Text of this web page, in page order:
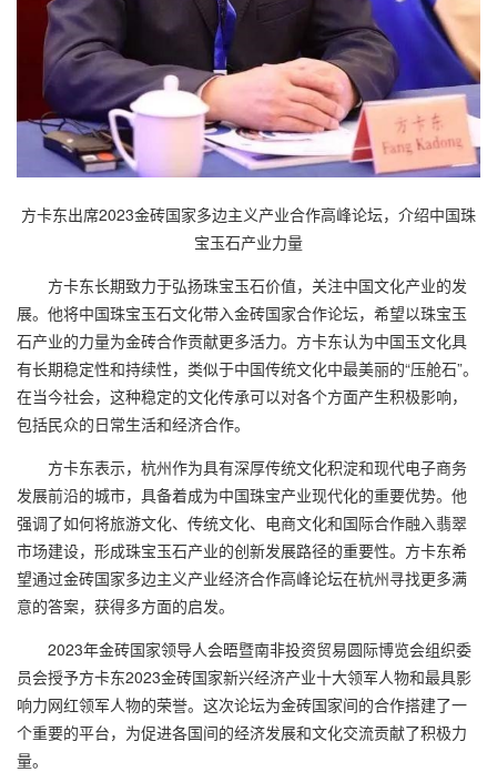
方卡东出席2023金砖国家多边主义产业合作高峰论坛，介绍中国珠
宝玉石产业力量
方卡东长期致力于弘扬珠宝玉石价值，关注中国文化产业的发
展。他将中国珠宝玉石文化带入金砖国家合作论坛，希望以珠宝玉
石产业的力量为金砖合作贡献更多活力。方卡东认为中国玉文化具
有长期稳定性和持续性，类似于中国传统文化中最美丽的“压舱石”。
在当今社会，这种稳定的文化传承可以对各个方面产生积极影响，
包括民众的日常生活和经济合作。
方卡东表示，杭州作为具有深厚传统文化积淀和现代电子商务
发展前沿的城市，具备着成为中国珠宝产业现代化的重要优势。他
强调了如何将旅游文化、传统文化、电商文化和国际合作融入翡翠
市场建设，形成珠宝玉石产业的创新发展路径的重要性。方卡东希
望通过金砖国家多边主义产业经济合作高峰论坛在杭州寻找更多满
意的答案，获得多方面的启发。
2023年金砖国家领导人会晤暨南非投资贸易圆际博览会组织委
员会授予方卡东2023金砖国家新兴经济产业十大领军人物和最具影
响力网红领军人物的荣誉。这次论坛为金砖国家间的合作搭建了一
个重要的平台，为促进各国间的经济发展和文化交流贡献了积极力
量。